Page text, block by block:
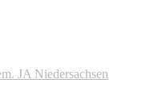
JA Niedersachsen